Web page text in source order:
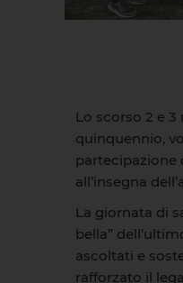
Lo scorso 2 e
quinquennio,
partecipazione
all’insegna
La giornata di
bella”
ascoltati e
rafforzato il